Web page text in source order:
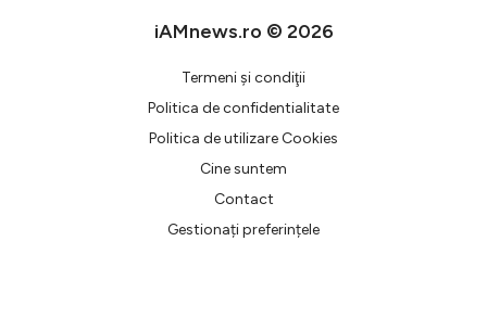
iAMnews.ro © 2026
Termeni şi condiţii
Politica de confidentialitate
Politica de utilizare Cookies
Cine suntem
Contact
Gestionați preferințele